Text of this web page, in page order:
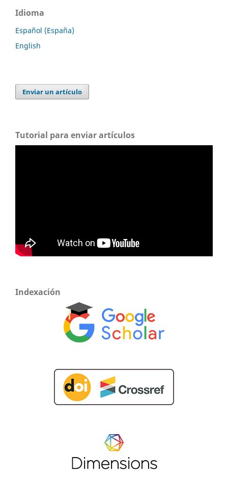
Idioma
Español (España)
English
Enviar un artículo
Tutorial para enviar artículos
Indexación